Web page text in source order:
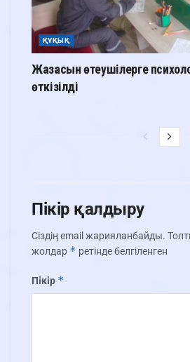
ҚҰҚЫҚ
Жазасын өтеушілерге
өткізілді
Пікір қалдыру
Сіздің email жарияланбайды.
жолдар * ретінде белгіленген
Пікір *